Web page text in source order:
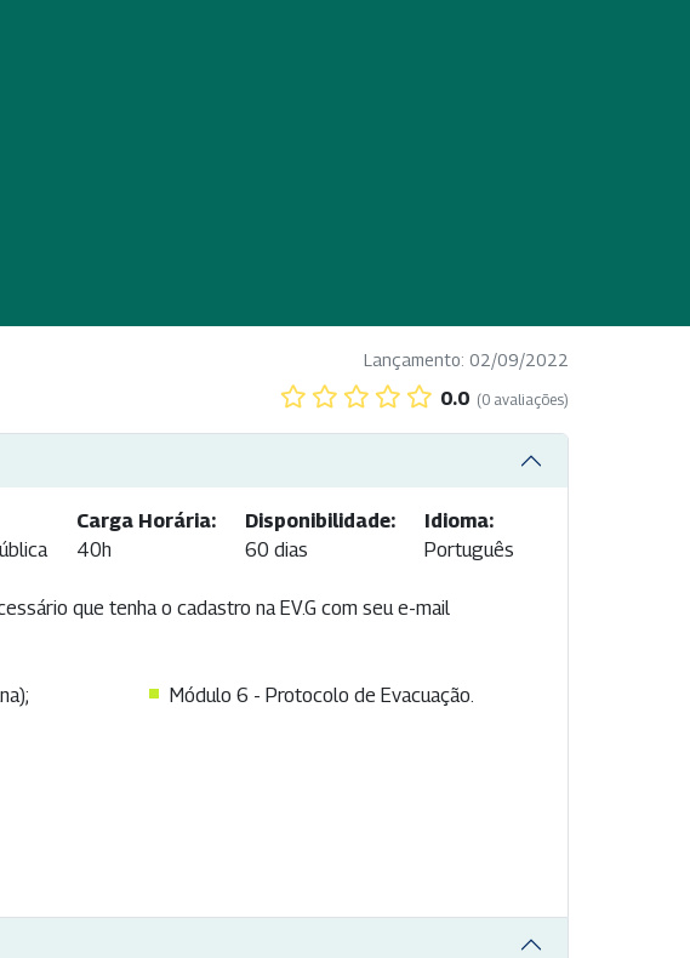
Lançamento: 02/09/2022
0.0 (0 avaliações)
Carga Horária:
40h
Disponibilidade:
60 dias
Idioma:
Português
que tenha o cadastro na EV.G com seu e-mail
Módulo 6 - Protocolo de Evacuação.